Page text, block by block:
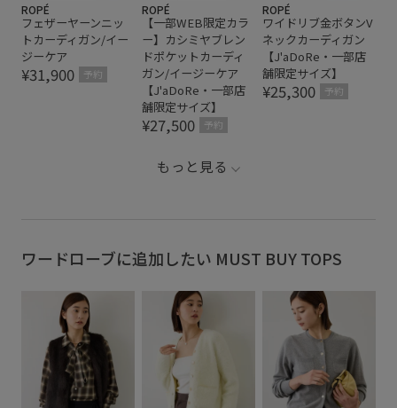
ROPÉ
フェザーヤーンニッ
トカーディガン/イー
ジーケア
¥31,900 予約
ROPÉ
【一部WEB限定カラ
ー】カシミヤブレン
ドポケットカーディ
ガン/イージーケア
【J'aDoRe・一部店
舗限定サイズ】
¥27,500 予約
ROPÉ
ワイドリブ金ボタンV
ネックカーディガン
【J'aDoRe・一部店
舗限定サイズ】
¥25,300 予約
もっと見る
ワードローブに追加したい MUST BUY TOPS